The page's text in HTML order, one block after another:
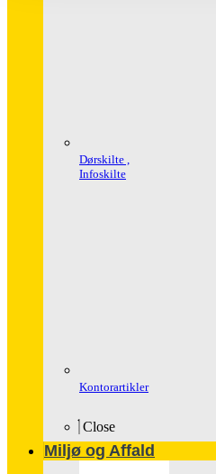
Dørskilte ,
Infoskilte
Kontorartikler
Close
Miljø og Affald